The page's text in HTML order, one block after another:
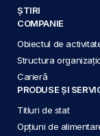
ȘTIRI
COMPANIE
Obiectul de
Structura
Carieră
PRODUSE ȘI
Titluri de stat
Opțiuni de